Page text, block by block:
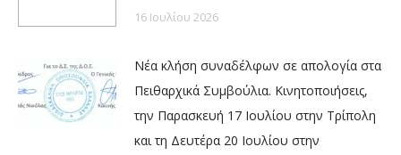
16 Ιουλίου 2026
Νέα κλήση συναδέλφων σε απολογία στα
Πειθαρχικά Συμβούλια. Κινητοποιήσεις,
την Παρασκευή 17 Ιουλίου στην Τρίπολη
και τη Δευτέρα 20 Ιουλίου στην